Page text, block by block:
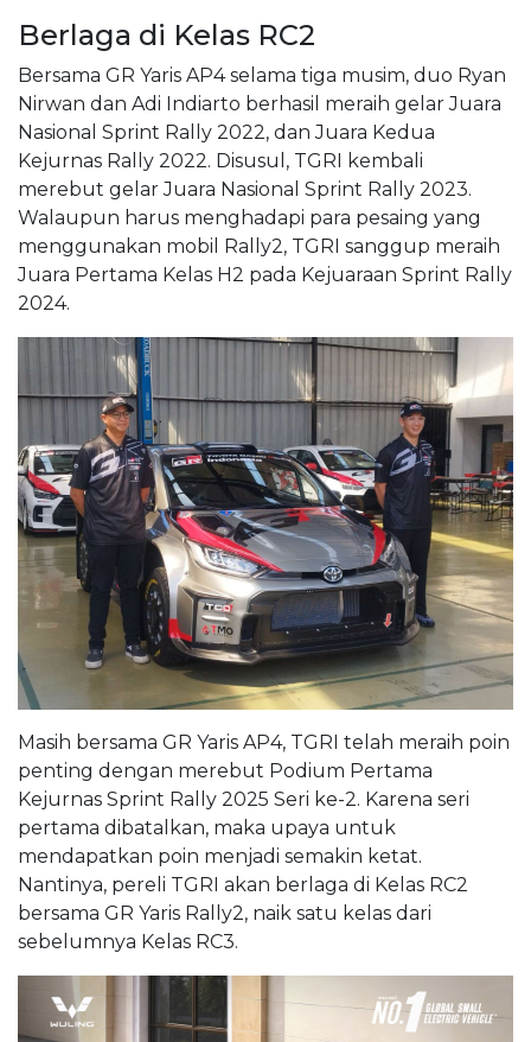
Berlaga di Kelas RC2
Bersama GR Yaris AP4 selama tiga musim, duo Ryan
Nirwan dan Adi Indiarto berhasil meraih gelar Juara
Nasional Sprint Rally 2022, dan Juara Kedua
Kejurnas Rally 2022. Disusul, TGRI kembali
merebut gelar Juara Nasional Sprint Rally 2023.
Walaupun harus menghadapi para pesaing yang
menggunakan mobil Rally2, TGRI sanggup meraih
Juara Pertama Kelas H2 pada Kejuaraan Sprint Rally
2024.
Masih bersama GR Yaris AP4, TGRI telah meraih poin
penting dengan merebut Podium Pertama
Kejurnas Sprint Rally 2025 Seri ke-2. Karena seri
pertama dibatalkan, maka upaya untuk
mendapatkan poin menjadi semakin ketat.
Nantinya, pereli TGRI akan berlaga di Kelas RC2
bersama GR Yaris Rally2, naik satu kelas dari
sebelumnya Kelas RC3.